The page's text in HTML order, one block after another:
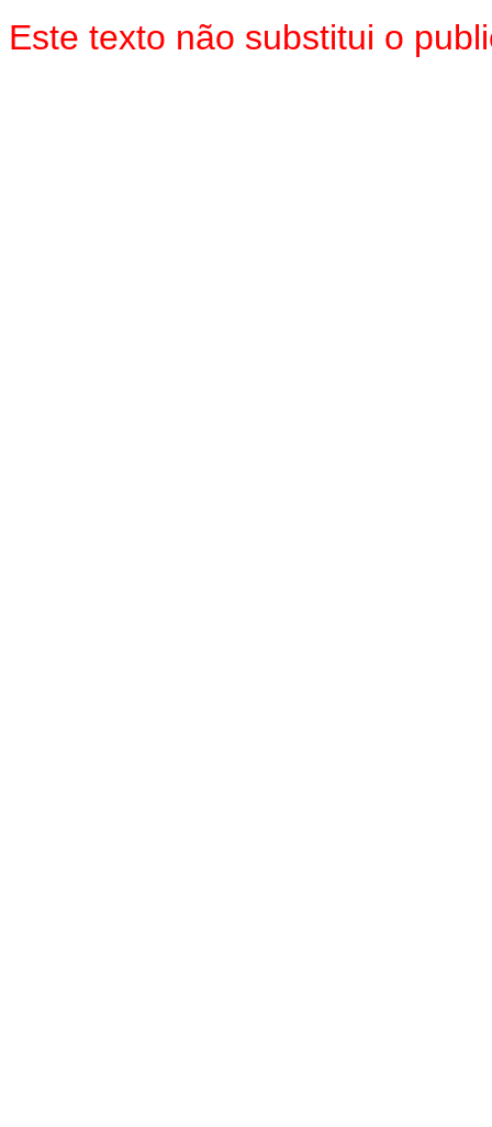
Este texto não substitui o